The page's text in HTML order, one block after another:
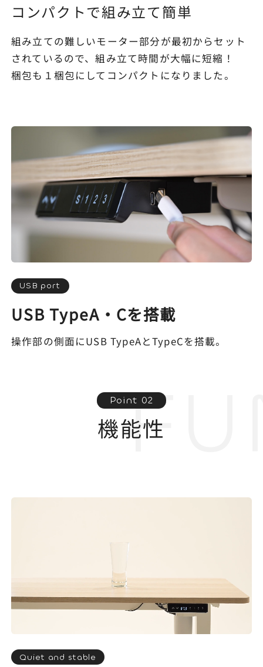
コンパクトで組み立て簡単
組み立ての難しいモーター部分が最初からセット
されているので、組み立て時間が大幅に短縮！
梱包も１梱包にしてコンパクトになりました。
USB port
USB TypeA・Cを搭載
操作部の側面にUSB TypeAとTypeCを搭載。
Point 02
機能性
Quiet and stable